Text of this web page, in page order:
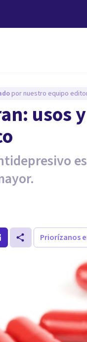
por nuestro equipo
usos
Priorízanos